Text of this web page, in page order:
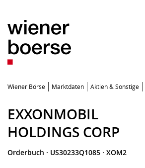
Wiener Börse Marktdaten Aktien & Sonstige
EXXONMOBIL
HOLDINGS CORP
Orderbuch · US30233Q1085 · XOM2